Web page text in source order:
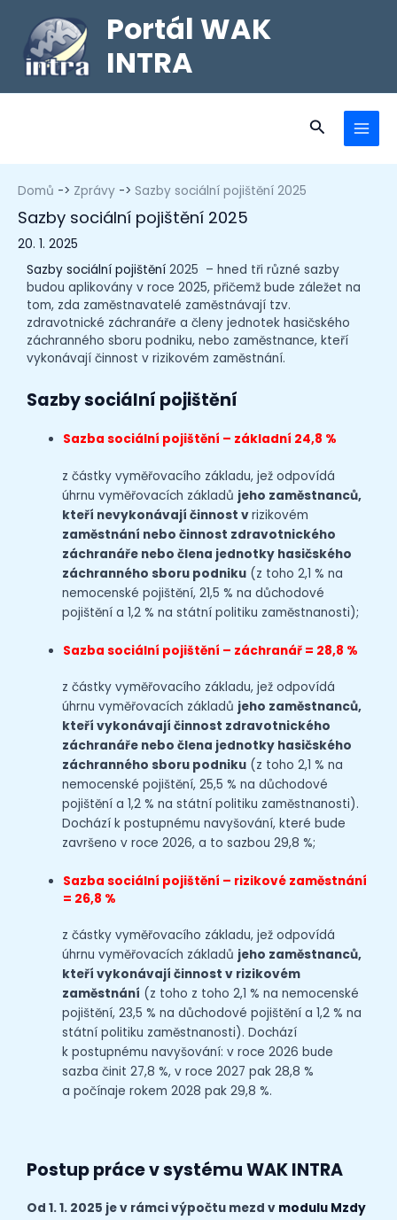
Portál WAK
INTRA
Domů Zprávy Sazby sociální pojištění 2025
Sazby sociální pojištění 2025
20. 1. 2025
Sazby sociální pojištění 2025 – hned tři různé sazby
budou aplikovány v roce 2025, přičemž bude záležet na
tom, zda zaměstnavatelé zaměstnávají tzv.
zdravotnické záchranáře a členy jednotek hasičského
záchranného sboru podniku, nebo zaměstnance, kteří
vykonávají činnost v rizikovém zaměstnání.
Sazby sociální pojištění
Sazba sociální pojištění – základní 24,8 %
z částky vyměřovacího základu, jež odpovídá
úhrnu vyměřovacích základů jeho zaměstnanců,
kteří nevykonávají činnost vrizikovém
zaměstnání nebo činnost zdravotnického
záchranáře nebo člena jednotky hasičského
záchranného sboru podniku (z toho 2,1 % na
nemocenské pojištění, 21,5 % na důchodové
pojištění a 1,2 % na státní politiku zaměstnanosti);
Sazba sociální pojištění – záchranář = 28,8 %
z částky vyměřovacího základu, jež odpovídá
úhrnu vyměřovacích základů jeho zaměstnanců,
kteří vykonávají činnost zdravotnického
záchranáře nebo člena jednotky hasičského
záchranného sboru podniku (z toho 2,1 % na
nemocenské pojištění, 25,5 % na důchodové
pojištění a 1,2 % na státní politiku zaměstnanosti).
Dochází k postupnému navyšování, které bude
završeno v roce 2026, a to sazbou 29,8 %;
Sazba sociální pojištění – rizikové zaměstnání
= 26,8 %
z částky vyměřovacího základu, jež odpovídá
úhrnu vyměřovacích základů jeho zaměstnanců,
kteří vykonávají činnost v rizikovém
zaměstnání (z toho z toho 2,1 % na nemocenské
pojištění, 23,5 % na důchodové pojištění a 1,2 % na
státní politiku zaměstnanosti). Dochází
k postupnému navyšování: v roce 2026 bude
sazba činit 27,8 %, v roce 2027 pak 28,8 %
a počínaje rokem 2028 pak 29,8 %.
Postup práce v systémuWAK INTRA
Od 1. 1. 2025 jev rámci výpočtu mezd v modulu Mzdy